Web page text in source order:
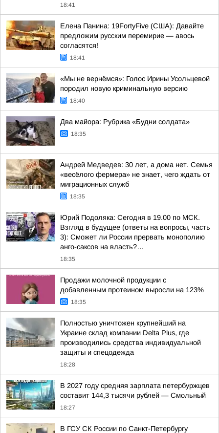
18:41
Елена Панина: 19FortyFive (США): Давайте
предложим русским перемирие — авось
согласятся!
18:41
«Мы не вернёмся»: Голос Ирины Усольцевой
породил новую криминальную версию
18:40
Два майора: Рубрика «Будни солдата»
18:35
Андрей Медведев: 30 лет, а дома нет. Семья
«весёлого фермера» не знает, чего ждать от
миграционных служб
18:35
Юрий Подоляка: Сегодня в 19.00 по МСК.
Взгляд в будущее (ответы на вопросы, часть
3): Сможет ли России прервать монополию
анго-саксов на власть?…
18:35
Продажи молочной продукции с
добавленным протеином выросли на 123%
18:35
Полностью уничтожен крупнейший на
Украине склад компании Delta Plus, где
производились средства индивидуальной
защиты и спецодежда
18:28
В 2027 году средняя зарплата петербуржцев
составит 144,3 тысячи рублей — Смольный
18:27
В ГСУ СК России по Санкт-Петербургу